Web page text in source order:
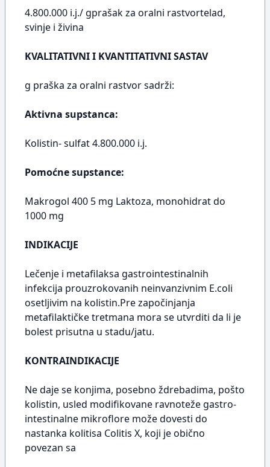
4.800.000 i.j./ gprašak za oralni rastvortelad,
svinje i živina
KVALITATIVNI I KVANTITATIVNI SASTAV
g praška za oralni rastvor sadrži:
Aktivna supstanca:
Kolistin- sulfat 4.800.000 i.j.
Pomoćne supstance:
Makrogol 400 5 mg Laktoza, monohidrat do
1000 mg
INDIKACIJE
Lečenje i metafilaksa gastrointestinalnih
infekcija prouzrokovanih neinvanzivnim E.coli
osetljivim na kolistin.Pre započinjanja
metafilaktičke tretmana mora se utvrditi da li je
bolest prisutna u stadu/jatu.
KONTRAINDIKACIJE
Ne daje se konjima, posebno ždrebadima, pošto
kolistin, usled modifikovane ravnoteže gastro-
intestinalne mikroflore može dovesti do
nastanka kolitisa Colitis X, koji je obično
povezan sa